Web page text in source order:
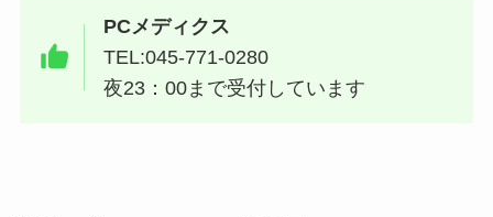
PCメディクス
TEL:045-771-0280
夜23：00まで受付しています